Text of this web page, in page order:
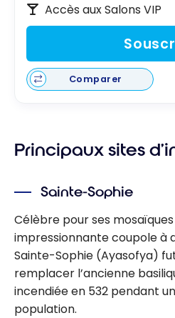
Accès aux Salons VIP
Comparer
Principaux sites
Sainte-Sophie
Célèbre pour ses
impressionnante coupole à
Sainte-Sophie (Ayasofya)
remplacer l’ancienne
incendiée en 532 pendant
population.